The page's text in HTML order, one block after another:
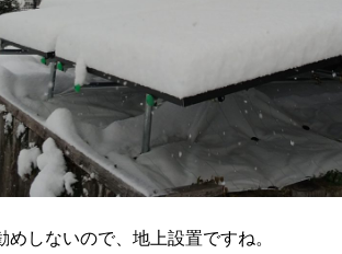
めしないので、地上設置ですね。